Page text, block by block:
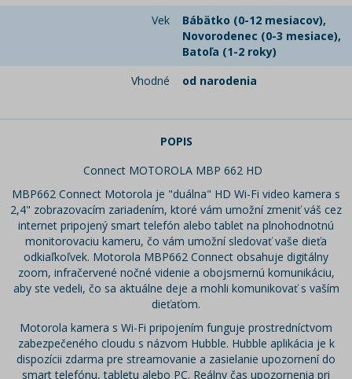
Vek
Bábätko (0-12 mesiacov),
Novorodenec (0-3 mesiace),
Batoľa (1-2 roky)
Vhodné
od narodenia
POPIS
Connect MOTOROLA MBP 662 HD
MBP662 Connect Motorola je "duálna" HD Wi-Fi video kamera s
2,4" zobrazovacím zariadením, ktoré vám umožní zmeniť váš cez
internet pripojený smart telefón alebo tablet na plnohodnotnú
monitorovaciu kameru, čo vám umožní sledovať vaše dieťa
odkiaľkoľvek. Motorola MBP662 Connect obsahuje digitálny
zoom, infračervené nočné videnie a obojsmernú komunikáciu,
aby ste vedeli, čo sa aktuálne deje a mohli komunikovať s vaším
dieťaťom.
Motorola kamera s Wi-Fi pripojením funguje prostredníctvom
zabezpečeného cloudu s názvom Hubble. Hubble aplikácia je k
dispozícii zdarma pre streamovanie a zasielanie upozornení do
smart telefónu, tabletu alebo PC. Reálny čas upozornenia pri